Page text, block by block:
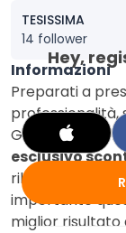
TESISSIMA
14 follower
Informazioni
Preparati a
professionalità,
Grazie a
esclusivo
rilegatura della
importante
miglior risultato
Hey,